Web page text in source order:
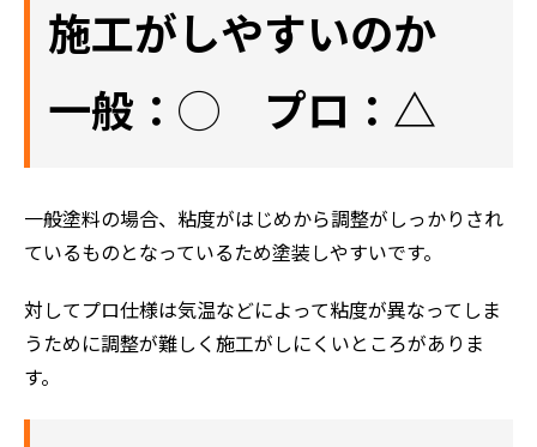
施工がしやすいのか
一般：◯ プロ：△
一般塗料の場合、粘度がはじめから調整がしっかりされ
ているものとなっているため塗装しやすいです。
対してプロ仕様は気温などによって粘度が異なってしま
うために調整が難しく施工がしにくいところがありま
す。